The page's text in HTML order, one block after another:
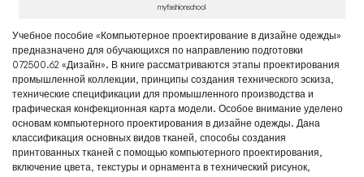
myfashionschool
Учебное пособие «Компьютерное проектирование в дизайне одежды»
предназначено для обучающихся по направлению подготовки
072500.62 «Дизайн». В книге рассматриваются этапы проектирования
промышленной коллекции, принципы создания технического эскиза,
технические спецификации для промышленного производства и
графическая конфекционная карта модели. Особое внимание уделено
основам компьютерного проектирования в дизайне одежды. Дана
классификация основных видов тканей, способы создания
принтованных тканей с помощью компьютерного проектирования,
включение цвета, текстуры и орнамента в технический рисунок,